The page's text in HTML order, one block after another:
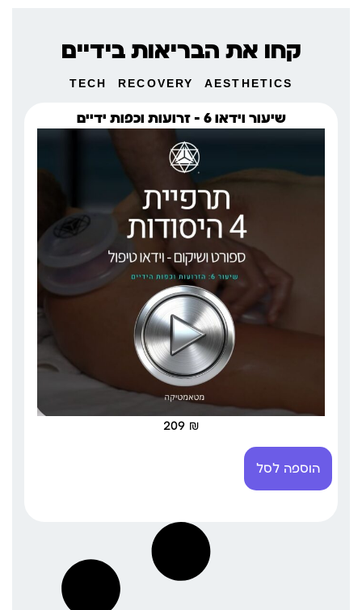
קחו את הבריאות בידיים
AESTHETICS
RECOVERY
TECH
שיעור וידאו 6 – זרועות וכפות ידיים
209 ₪
הוספה לסל